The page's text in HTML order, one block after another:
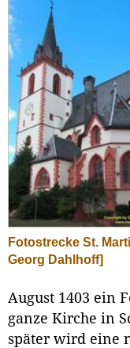
Fotostrecke St.
Georg Dahlhoff]
August 1403 ein
ganze Kirche in
später wird eine